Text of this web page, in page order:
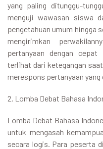
yang paling ditunggu-
menguji wawasan siswa
pengetahuan umum hingga
mengirimkan
pertanyaan dengan
terlihat dari ketegangan
merespons pertanyaan
2. Lomba Debat Bahasa
Lomba Debat Bahasa
untuk mengasah
secara logis. Para peserta